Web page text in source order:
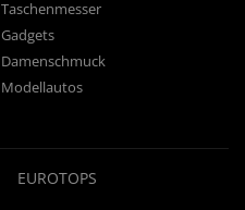
Taschenmesser
Gadgets
Damenschmuck
Modellautos
EUROTOPS